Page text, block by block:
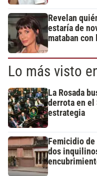
Revelan
estaría de
mataban con
Lo más visto
La Rosada
derrota en el
estrategia
Femicidio
dos